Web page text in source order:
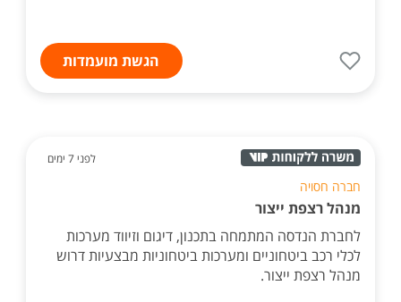
הגשת מועמדות
לפני 7 ימים
חברה חסויה
מנהל רצפת ייצור
לחברת הנדסה המתמחה בתכנון, דיגום וזיווד מערכות
לכלי רכב ביטחוניים ומערכות ביטחוניות מבצעיות דרוש
מנהל רצפת ייצור.